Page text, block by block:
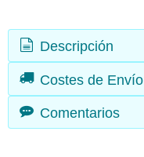
Descripción
Costes de Envío
Comentarios